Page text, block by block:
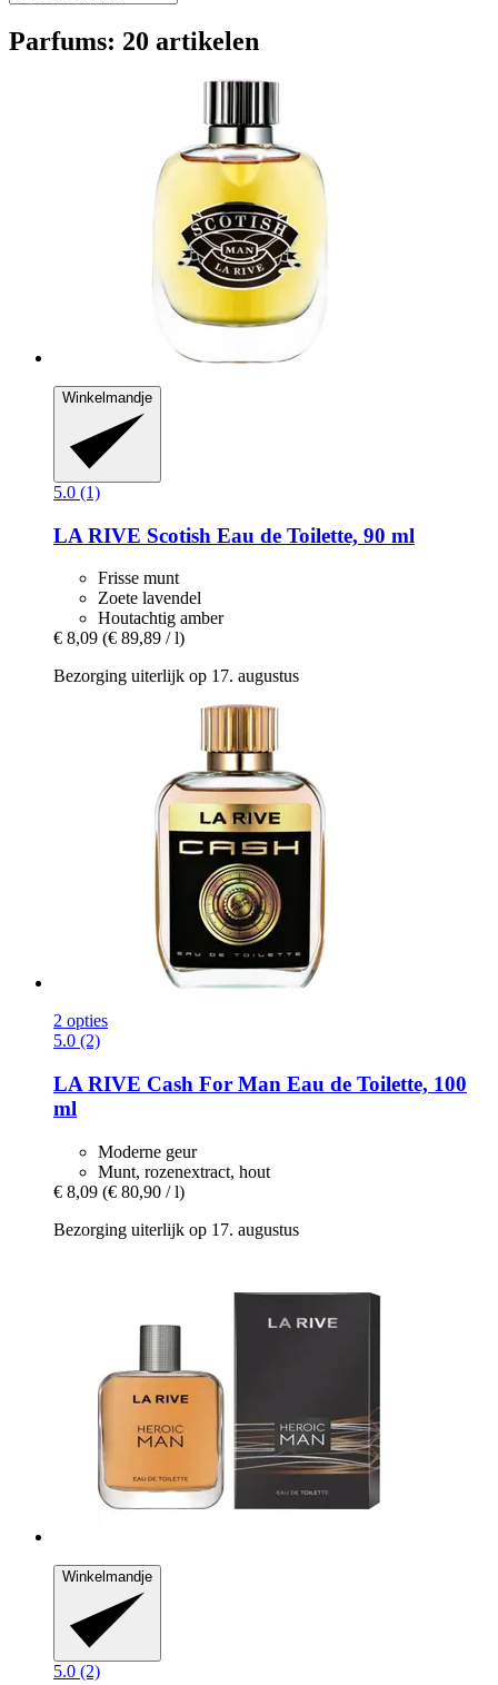
Parfums: 20 artikelen
Winkelmandje
5.0 (1)
LA RIVE Scotish Eau de Toilette, 90 ml
Frisse munt
Zoete lavendel
Houtachtig amber
€ 8,09 (€ 89,89 / l)
Bezorging uiterlijk op 17. augustus
2 opties
5.0 (2)
LA RIVE Cash For Man Eau de Toilette, 100
ml
Moderne geur
Munt, rozenextract, hout
€ 8,09 (€ 80,90 / l)
Bezorging uiterlijk op 17. augustus
Winkelmandje
5.0 (2)